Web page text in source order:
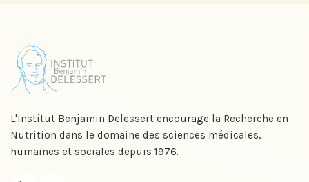
L'Institut Benjamin Delessert encourage la Recherche en
Nutrition dans le domaine des sciences médicales,
humaines et sociales depuis 1976.